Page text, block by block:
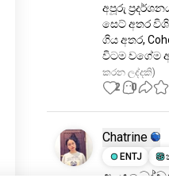
අපූරු
සෙට් අතර
ගිය අතර,
විටම වගේම
කරන ලද්දකි)
2 0
Chatrine
ENTJ